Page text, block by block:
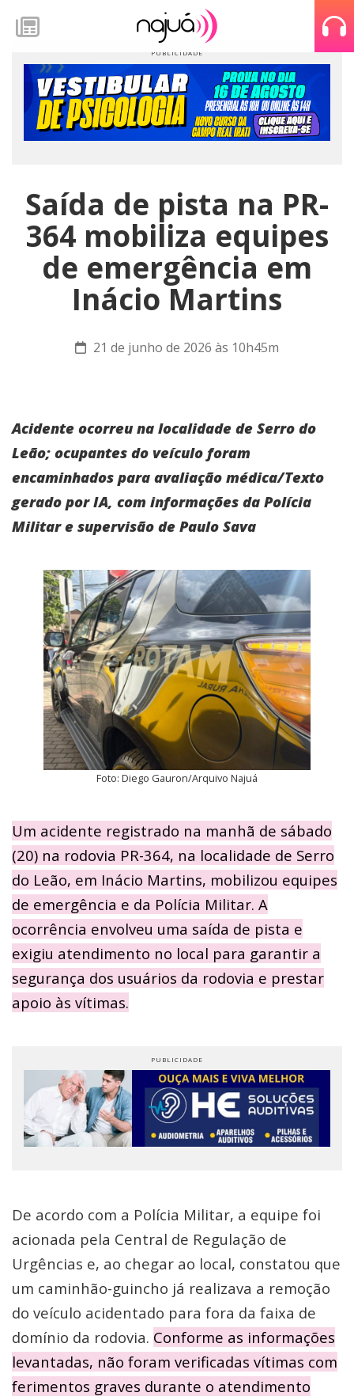
Saída de pista na PR-
364 mobiliza equipes
de emergência em
Inácio Martins
21 de junho de 2026 às 10h45m
Acidente ocorreu na localidade de Serro do
Leão; ocupantes do veículo foram
encaminhados para avaliação médica/Texto
gerado por IA, com informações da Polícia
Militar e supervisão de Paulo Sava
Foto: Diego Gauron/Arquivo Najuá
Um acidente registrado na manhã de sábado
(20) na rodovia PR-364, na localidade de Serro
do Leão, em Inácio Martins, mobilizou equipes
de emergência e da Polícia Militar. A
ocorrência envolveu uma saída de pista e
exigiu atendimento no local para garantir a
segurança dos usuários da rodovia e prestar
apoio às vítimas.
De acordo com a Polícia Militar, a equipe foi
acionada pela Central de Regulação de
Urgências e, ao chegar ao local, constatou que
um caminhão-guincho já realizava a remoção
do veículo acidentado para fora da faixa de
domínio da rodovia. Conforme as informações
levantadas, não foram verificadas vítimas com
ferimentos graves durante o atendimento